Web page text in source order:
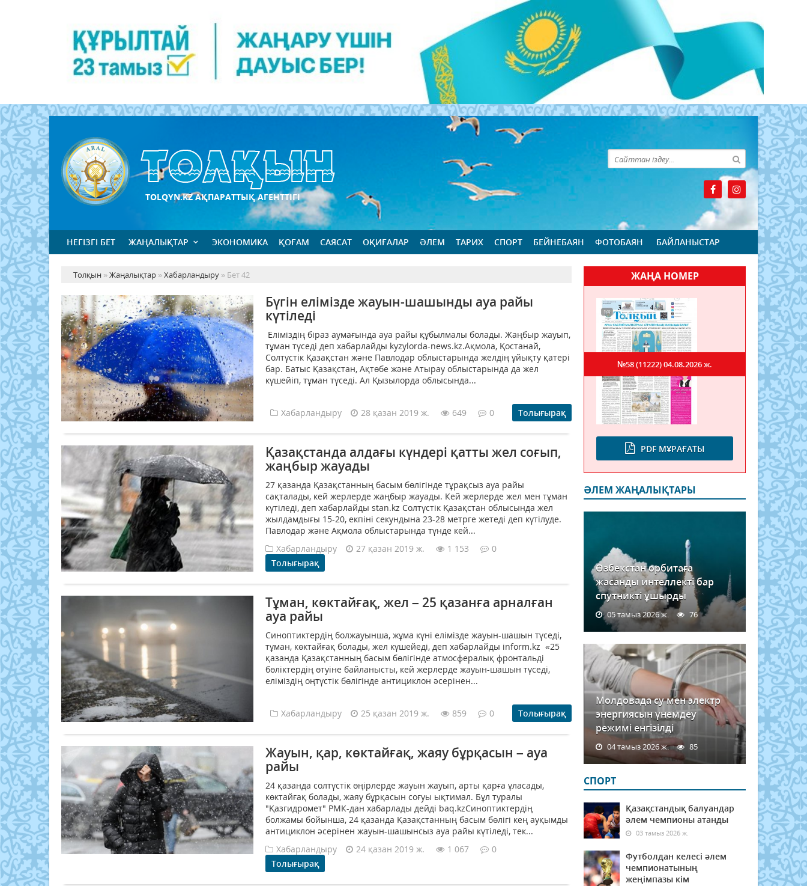
TOLQYN.KZ АҚПАРАТТЫҚ АГЕНТТІГІ
НЕГІЗГІ БЕТ ЖАҢАЛЫҚТАР ЭКОНОМИКА ҚОҒАМ САЯСАТ ОҚИҒАЛАР ӘЛЕМ ТАРИХ СПОРТ БЕЙНЕБАЯН ФОТОБАЯН БАЙЛАНЫСТАР
Толқын »Жаңалықтар »Хабарландыру » Бет 42
Бүгін елімізде жауын-шашынды ауа райы
күтіледі
Еліміздің біраз аумағында ауа райы құбылмалы болады. Жаңбыр жауып,
тұман түседі деп хабарлайды kyzylorda-news.kz.Ақмола, Қостанай,
Солтүстік Қазақстан және Павлодар облыстарында желдің ұйықту қатері
бар. Батыс Қазақстан, Ақтөбе және Атырау облыстарында да жел
күшейіп, тұман түседі. Ал Қызылорда облысында...
Хабарландыру 28 қазан 2019 ж. 649 0 Толығырақ
Қазақстанда алдағы күндері қатты жел соғып,
жаңбыр жауады
27 қазанда Қазақстанның басым бөлігінде тұрақсыз ауа райы
сақталады, кей жерлерде жаңбыр жауады. Кей жерлерде жел мен тұман
күтіледі, деп хабарлайды stan.kz Солтүстік Қазақстан облысында жел
жылдамдығы 15-20, екпіні секундына 23-28 метрге жетеді деп күтілуде.
Павлодар және Ақмола облыстарында түнде кей...
Хабарландыру
27 қазан 2019 ж. 1 153
0
Толығырақ
Тұман, көктайғақ, жел – 25 қазанға арналған
ауа райы
Синоптиктердің болжауынша, жұма күні елімізде жауын-шашын түседі,
тұман, көктайғақ болады, жел күшейеді, деп хабарлайды inform.kz «25
қазанда Қазақстанның басым бөлігінде атмосфералық фронтальді
бөліктердің өтуіне байланысты, кей жерлерде жауын-шашын түседі,
еліміздің оңтүстік бөлігінде антициклон әсерінен...
Хабарландыру 25 қазан 2019 ж. 859 0 Толығырақ
Жауын, қар, көктайғақ, жаяу бұрқасын – ауа
райы
24 қазанда солтүстік өңірлерде жауын жауып, арты қарға ұласады,
көктайғақ болады, жаяу бұрқасын соғуы ықтимал. Бұл туралы
"Қазгидромет" РМК-дан хабарлады дейді baq.kzСиноптиктердің
болжамы бойынша, 24 қазанда Қазақстанның басым бөлігі кең ауқымды
антициклон әсерінен жауын-шашынсыз ауа райы күтіледі, тек...
Хабарландыру
24 қазан 2019 ж. 1 067
0
Толығырақ
ЖАҢА НОМЕР
PDF МҰРАҒАТЫ
№58 (11222)04.08.2026 ж.
ӘЛЕМ ЖАҢАЛЫҚТАРЫ
Өзбекстан орбитаға
жасанды интеллекті бар
спутникті ұшырды
05 тамыз 2026 ж. 76
Молдовада су мен электр
энергиясын үнемдеу
режимі енгізілді
04 тамыз 2026 ж. 85
СПОРТ
Қазақстандық балуандар
әлем чемпионы атанды
03 тамыз 2026 ж.
Футболдан келесі әлем
чемпионатының
жеңімпазы кім